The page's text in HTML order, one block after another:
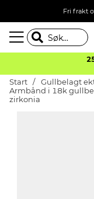
Fri frakt
Start Gullbelagt
Armbånd i 18k
zirkonia